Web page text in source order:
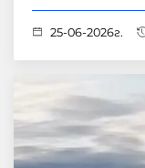
25-06-2026г.